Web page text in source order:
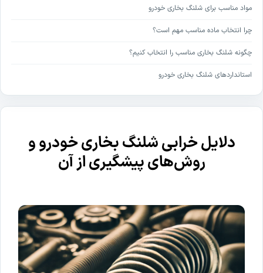
دلایل خرابی شلنگ بخاری خودرو و
روش‌های پیشگیری از آن
مواد مناسب برای شلنگ بخاری خودرو
چرا انتخاب ماده مناسب مهم است؟
چگونه شلنگ بخاری مناسب را انتخاب کنیم؟
استانداردهای شلنگ بخاری خودرو